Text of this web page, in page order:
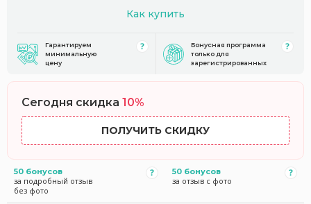
Как купить
Гарантируем
минимальную
цену
Бонусная программа
только для
зарегистрированных
Сегодня скидка 10%
ПОЛУЧИТЬ СКИДКУ
50 бонусов
за подробный отзыв
без фото
50 бонусов
за отзыв с фото